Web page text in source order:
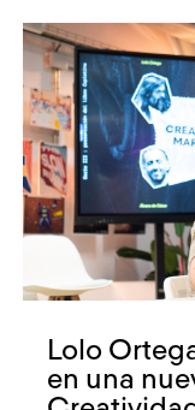
Lolo
en una